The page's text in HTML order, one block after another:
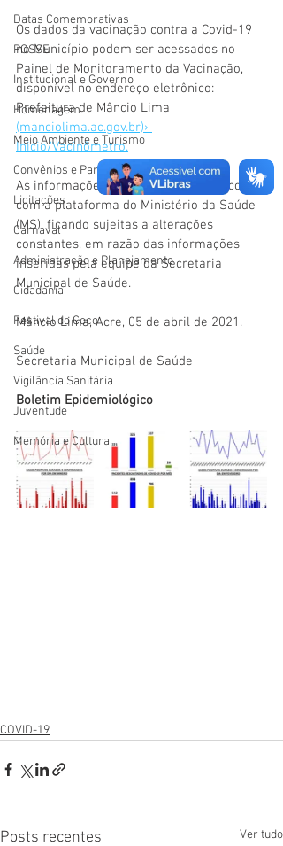
Datas Comemorativas
POSSE
Institucional e Governo
Homenagem
Meio Ambiente e Turismo
Convênios e Parcerias
Licitações
Carnaval
Administração e Planejamento
Cidadania
Festival do Coco
Saúde
Vigilãncia Sanitária
Juventude
Memória e Cultura
Os dados da vacinação contra a Covid-19
no Município podem ser acessados no
Painel de Monitoramento da Vacinação,
disponível no endereço eletrônico:
Prefeitura de Mâncio Lima
(manciolima.ac.gov.br)›
Inicio/Vacinômetro.
As informações são atualizadas de acordo
com a plataforma do Ministério da Saúde
(MS), ficando sujeitas a alterações
constantes, em razão das informações
inseridas pela equipe da Secretaria
Municipal de Saúde.
Mâncio Lima, Acre, 05 de abril de 2021.
Secretaria Municipal de Saúde
Boletim Epidemiológico
COVID-19
Posts recentes Ver tudo